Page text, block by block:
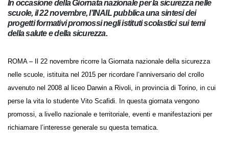
In occasione della Giornata nazionale per la sicurezza nelle
scuole, il 22 novembre, l’INAIL pubblica una sintesi dei
progetti formativi promossi negli istituti scolastici sui temi
della salute e della sicurezza.
ROMA – Il 22 novembre ricorre la Giornata nazionale della sicurezza
nelle scuole, istituita nel 2015 per ricordare l’anniversario del crollo
avvenuto nel 2008 al liceo Darwin a Rivoli, in provincia di Torino, in cui
perse la vita lo studente Vito Scafidi. In questa giornata vengono
promossi, a livello nazionale e territoriale, eventi e manifestazioni per
richiamare l’interesse generale su questa tematica.